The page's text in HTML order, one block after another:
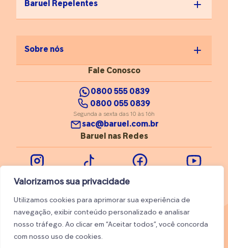
Valorizamos sua privacidade
Utilizamos cookies para aprimorar sua experiência de
navegação, exibir conteúdo personalizado e analisar
nosso tráfego. Ao clicar em “Aceitar todos”, você concorda
com nosso uso de cookies.
Baruel Repelentes
Sobre nós
Fale Conosco
0800 555 0839
0800 055 0839
Segunda a sexta das 10 às 16h
sac@baruel.com.br
Baruel nas Redes